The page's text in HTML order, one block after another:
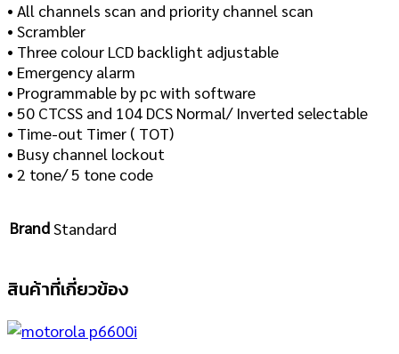
• All channels scan and priority channel scan
• Scrambler
• Three colour LCD backlight adjustable
• Emergency alarm
• Programmable by pc with software
• 50 CTCSS and 104 DCS Normal/ Inverted selectable
• Time-out Timer ( TOT)
• Busy channel lockout
• 2 tone/ 5 tone code
BrandStandard
สินค้าที่เกี่ยวข้อง